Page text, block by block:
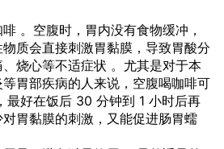
。空腹时，胃内没有食物缓冲，
质会直接刺激胃黏膜，导致胃酸分
烧心等不适症状 。尤其是对于本
胃部疾病的人来说，空腹喝咖啡可
最好在饭后 30 分钟到 1 小时后再
胃黏膜的刺激，又能促进肠胃蠕